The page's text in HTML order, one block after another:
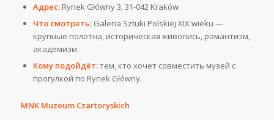
Адрес:Rynek Główny 3, 31-042 Kraków
Что смотреть:Galeria Sztuki Polskiej XIX wieku —
крупные полотна, историческая живопись, романтизм,
академизм.
Кому подойдёт:тем, кто хочет совместить музей с
прогулкой по Rynek Główny.
MNK Muzeum Czartoryskich